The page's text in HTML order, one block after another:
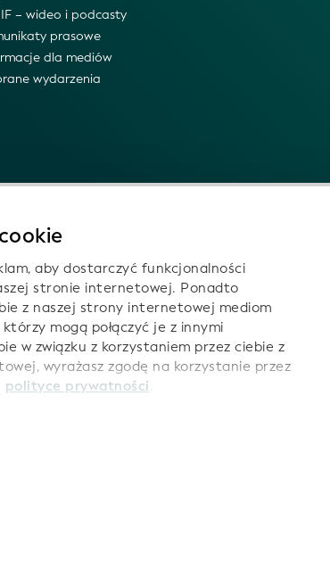
aby dostarczyć funkcjonalności
stronie internetowej. Ponadto
z naszej strony internetowej mediom
mogą połączyć je z innymi
w związku z korzystaniem przez ciebie z
wyrażasz zgodę na korzystanie przez
polityce prywatności.
– wideo i podcasty
prasowe
dla mediów
wydarzenia